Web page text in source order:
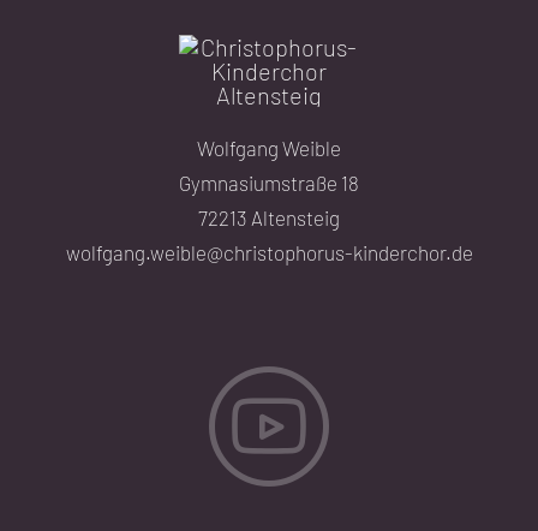
Wolfgang Weible
Gymnasiumstraße 18
72213 Altensteig
wolfgang.weible@christophorus-kinderchor.de